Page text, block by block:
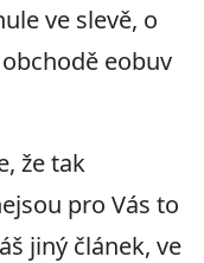
ve slevě, o
eobuv
že tak
pro Vás to
jiný článek, ve